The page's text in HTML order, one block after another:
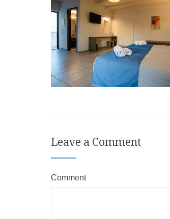
Leave a Comment
Comment